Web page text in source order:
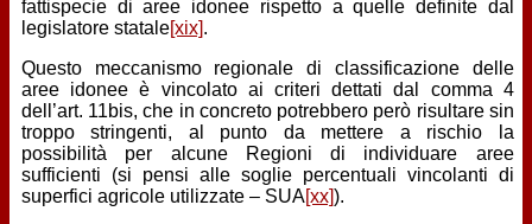
fattispecie di aree idonee rispetto a quelle definite dal
legislatore statale[xix].
Questo meccanismo regionale di classificazione delle
aree idonee è vincolato ai criteri dettati dal comma 4
dell’art. 11bis, che in concreto potrebbero però risultare sin
troppo stringenti, al punto da mettere a rischio la
possibilità per alcune Regioni di individuare aree
sufficienti (si pensi alle soglie percentuali vincolanti di
superfici agricole utilizzate – SUA[xx]).